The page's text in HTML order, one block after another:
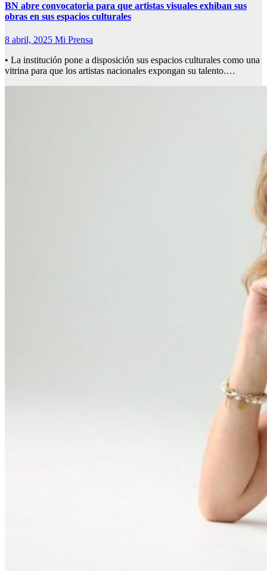
BN abre convocatoria para que artistas visuales exhiban sus
obras en sus espacios culturales
8 abril, 2025 Mi Prensa
• La institución pone a disposición sus espacios culturales como una
vitrina para que los artistas nacionales expongan su talento.…